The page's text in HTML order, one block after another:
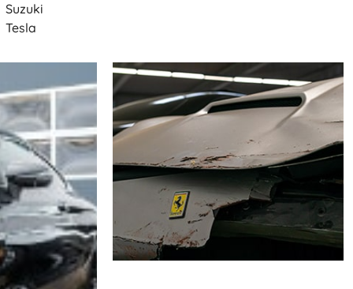
Suzuki
Tesla